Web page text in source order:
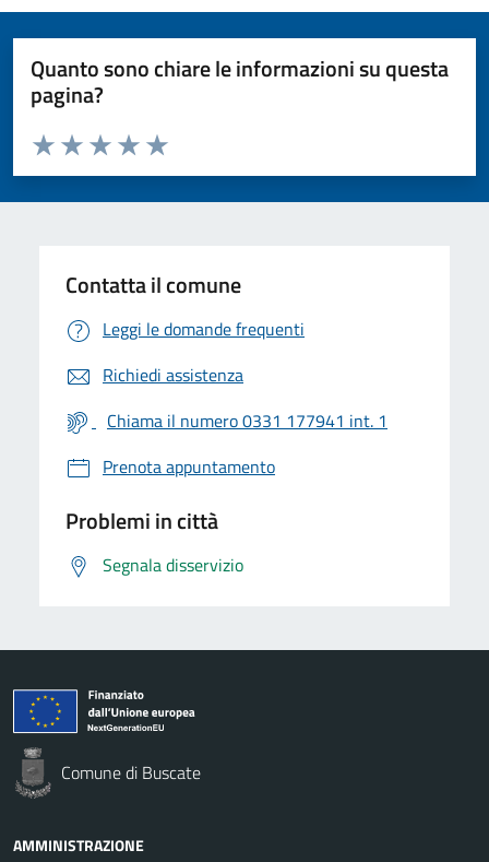
Quanto sono chiare le informazioni su questa
pagina?
Valuta da 1 a 5 stelle la pagina
Valuta 5 stelle su 5
Valuta 4 stelle su 5
Valuta 3 stelle su 5
Valuta 2 stelle su 5
Valuta 1 stelle su 5
Contatta il comune
Leggi le domande frequenti
Richiedi assistenza
Chiama il numero 0331 177941 int. 1
Prenota appuntamento
Problemi in città
Segnala disservizio
Comune di Buscate
AMMINISTRAZIONE